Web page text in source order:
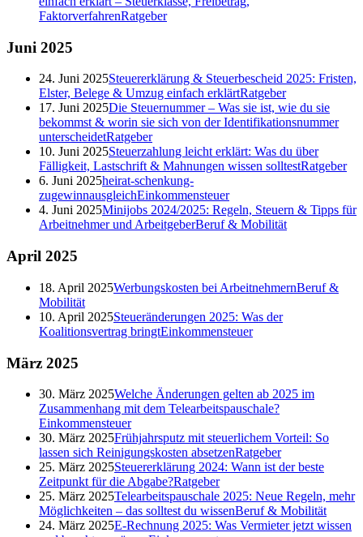
FaktorverfahrenRatgeber
Juni 2025
24. Juni 2025Steuererklärung & Steuerbescheid 2025: Fristen,
Elster, Belege & Umzug einfach erklärtRatgeber
17. Juni 2025Die Steuernummer – Was sie ist, wie du sie
bekommst & worin sie sich von der Identifikationsnummer
unterscheidetRatgeber
10. Juni 2025Steuerzahlung leicht erklärt: Was du über
Fälligkeit, Lastschrift & Mahnungen wissen solltestRatgeber
6. Juni 2025heirat-schenkung-
zugewinnausgleichEinkommensteuer
4. Juni 2025Minijobs 2024/2025: Regeln, Steuern & Tipps für
Arbeitnehmer und ArbeitgeberBeruf & Mobilität
April 2025
18. April 2025Werbungskosten bei ArbeitnehmernBeruf &
Mobilität
10. April 2025Steueränderungen 2025: Was der
Koalitionsvertrag bringtEinkommensteuer
März 2025
30. März 2025Welche Änderungen gelten ab 2025 im
Zusammenhang mit dem Telearbeitspauschale?
Einkommensteuer
30. März 2025Frühjahrsputz mit steuerlichem Vorteil: So
lassen sich Reinigungskosten absetzenRatgeber
25. März 2025Steuererklärung 2024: Wann ist der beste
Zeitpunkt für die Abgabe?Ratgeber
25. März 2025Telearbeitspauschale 2025: Neue Regeln, mehr
Möglichkeiten – das solltest du wissenBeruf & Mobilität
24. März 2025E-Rechnung 2025: Was Vermieter jetzt wissen